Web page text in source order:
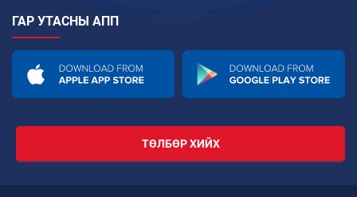
ГАР УТАСНЫ АПП
ТӨЛБӨР ХИЙХ